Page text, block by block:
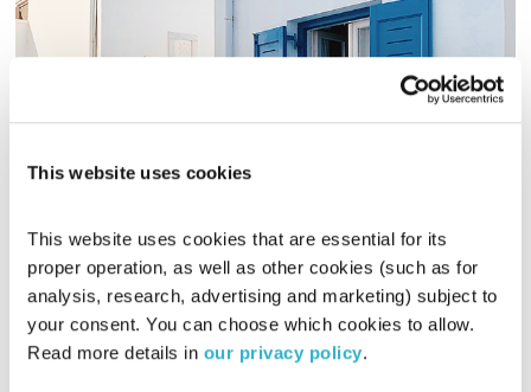
This website uses cookies
This website uses cookies that are essential for its
proper operation, as well as other cookies (such as for
analysis, research, advertising and marketing) subject to
your consent. You can choose which cookies to allow.
Read more details in our privacy policy.
התעוררות – 27.7.21
התעוררות
גליה גלעדי
27.07.21
01:26:28